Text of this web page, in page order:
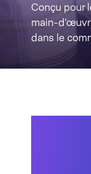
Conçu pour
main-
dans le